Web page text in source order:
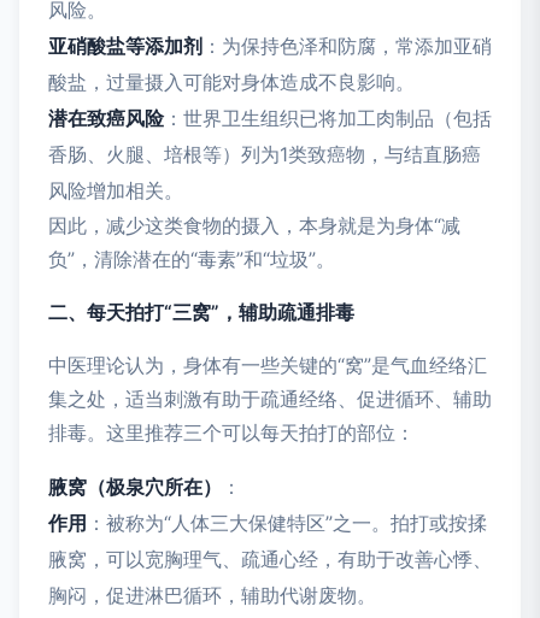
风险。
亚硝酸盐等添加剂 ：为保持色泽和防腐，常添加亚硝
酸盐，过量摄入可能对身体造成不良影响。
潜在致癌风险：世界卫生组织已将加工肉制品（包括
香肠、火腿、培根等）列为1类致癌物，与结直肠癌
风险增加相关。
因此，减少这类食物的摄入，本身就是为身体“减
负”，清除潜在的“毒素”和“垃圾”。
二、每天拍打“三窝”，辅助疏通排毒
中医理论认为，身体有一些关键的“窝”是气血经络汇
集之处，适当刺激有助于疏通经络、促进循环、辅助
排毒。这里推荐三个可以每天拍打的部位：
腋窝（极泉穴所在）
：
作用 ：被称为“人体三大保健特区”之一。拍打或按揉
腋窝，可以宽胸理气、疏通心经，有助于改善心悸、
胸闷，促进淋巴循环，辅助代谢废物。